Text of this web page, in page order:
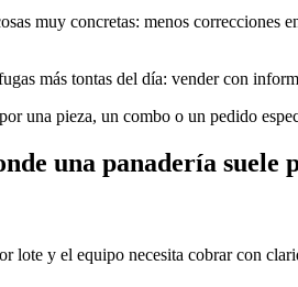
muy concretas: menos correcciones
más tontas del día: vender con
una pieza, un combo o un pedido
una panadería suele
lote y el equipo necesita cobrar con